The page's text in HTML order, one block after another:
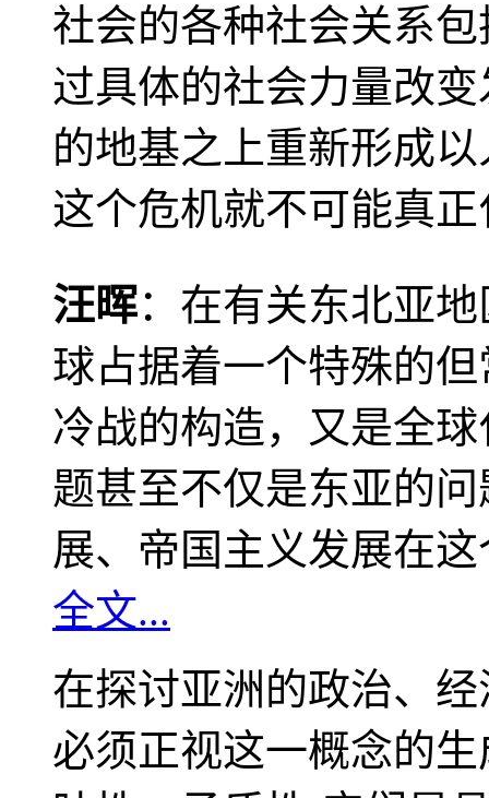
社会的各种社会关系
过具体的社会力量改
的地基之上重新形成
这个危机就不可能真
汪晖：在有关东北亚
球占据着一个特殊的
冷战的构造，又是全
题甚至不仅是东亚的
展、帝国主义发展在
全文...
在探讨亚洲的政治、
必须正视这一概念的